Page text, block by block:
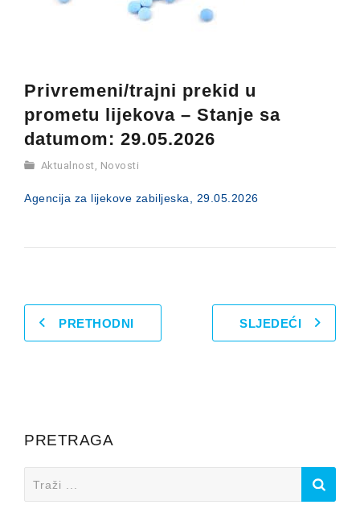
Privremeni/trajni prekid u
prometu lijekova – Stanje sa
datumom: 29.05.2026
Aktualnost, Novosti
Agencija za lijekove zabiljeska, 29.05.2026
PRETHODNI SLJEDEĆI
PRETRAGA
for: